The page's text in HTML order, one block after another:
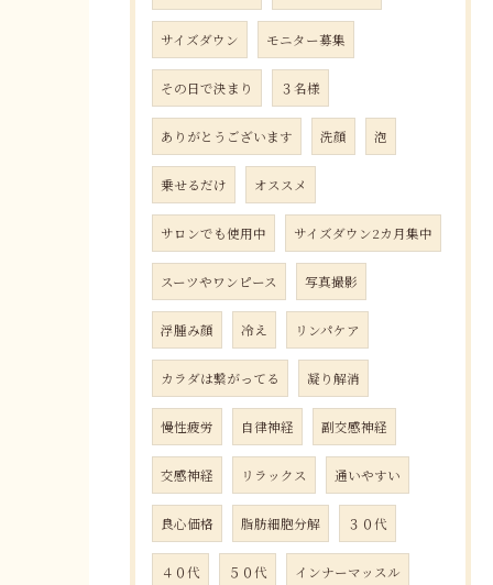
サイズダウン モニター募集
その日で決まり ３名様
ありがとうございます 洗顔 泡
乗せるだけ オススメ
サロンでも使用中 サイズダウン2カ月集中
スーツやワンピース 写真撮影
浮腫み顔 冷え リンパケア
カラダは繋がってる 凝り解消
慢性疲労 自律神経 副交感神経
交感神経 リラックス 通いやすい
良心価格 脂肪細胞分解 ３０代
４０代 ５０代 インナーマッスル